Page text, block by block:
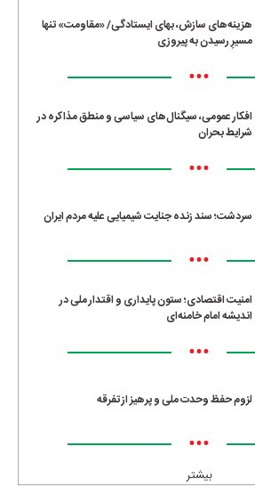
هزینه‌های سازش، بهای ایستادگی/ «مقاومت» تنها
مسیرِ رسیدن به پیروزی
•••
افکار عمومی، سیگنال‌های سیاسی و منطق مذاکره در
شرایط بحران
•••
سردشت؛ سند زنده جنایت شیمیایی علیه مردم ایران
•••
امنیت اقتصادی؛ ستون پایداری و اقتدار ملی در
اندیشه امام خامنه‌ای
•••
لزوم حفظ وحدت ملی و پرهیز از تفرقه
•••
بیشتر